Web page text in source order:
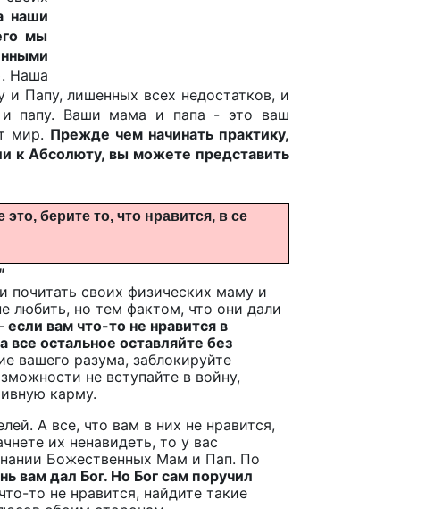
наши
мы
. Наша
Папу, лишенных всех недостатков, и
папу. Ваши мама и папа - это ваш
мир. Прежде чем начинать практику,
к Абсолюту, вы можете представить
берите то, что нравится, в се
своих физических маму и
любить, но тем фактом, что они дали
если вам что-то не нравится в
все остальное оставляйте без
вашего разума, заблокируйте
не вступайте в войну,
карму.
А все, что вам в них не нравится,
их ненавидеть, то у вас
Божественных Мам и Пап. По
вам дал Бог. Но Бог сам поручил
то не нравится, найдите такие